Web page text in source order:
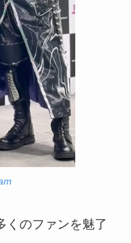
くのファンを魅了